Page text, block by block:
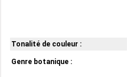
Tonalité de couleur :
Genre botanique :